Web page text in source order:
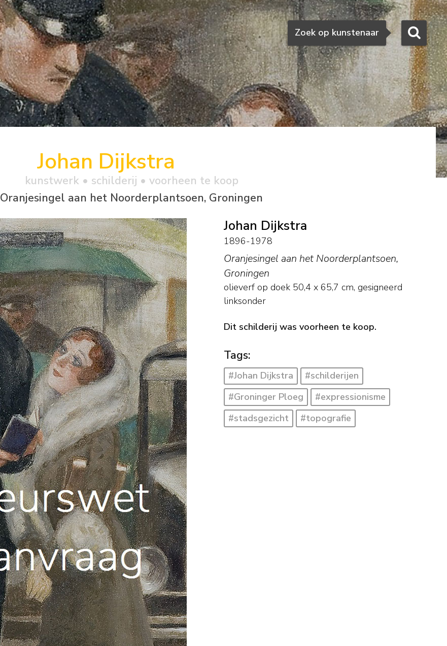
Zoeken
Zoek op kunstenaar
Johan Dijkstra
kunstwerk • schilderij • voorheen te koop
Oranjesingel aan het Noorderplantsoen, Groningen
Johan Dijkstra
1896-1978
Oranjesingel aan het Noorderplantsoen,
Groningen
olieverf op doek 50,4 x 65,7 cm, gesigneerd
linksonder
Dit schilderij was voorheen te koop.
Tags:
#Johan Dijkstra
#schilderijen
#Groninger Ploeg
#expressionisme
#stadsgezicht
#topografie